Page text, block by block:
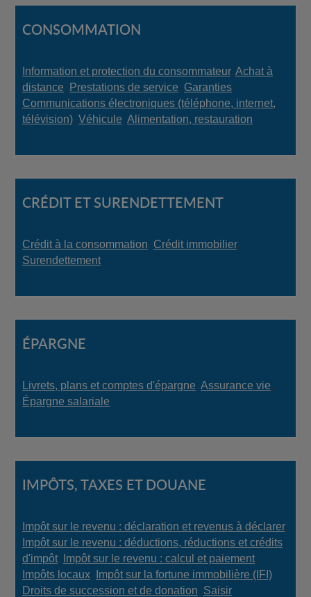
CONSOMMATION
Information et protection du consommateur, Achat à
distance, Prestations de service, Garanties,
Communications électroniques (téléphone, internet,
télévision), Véhicule, Alimentation, restauration
CRÉDIT ET SURENDETTEMENT
Crédit à la consommation, Crédit immobilier,
Surendettement
ÉPARGNE
Livrets, plans et comptes d'épargne, Assurance vie,
Épargne salariale
IMPÔTS, TAXES ET DOUANE
Impôt sur le revenu : déclaration et revenus à déclarer,
Impôt sur le revenu : déductions, réductions et crédits
d'impôt, Impôt sur le revenu : calcul et paiement,
Impôts locaux, Impôt sur la fortune immobilière (IFI),
Droits de succession et de donation, Saisir